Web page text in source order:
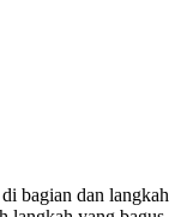
bagian dan langkah